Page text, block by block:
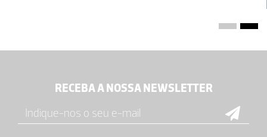
RECEBA A NOSSA NEWSLETTER